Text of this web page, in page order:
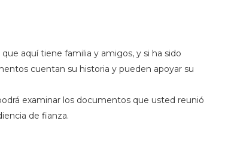
aquí tiene familia y amigos, y si ha sido
cuentan su historia y pueden apoyar su
examinar los documentos que usted reunió
de fianza.